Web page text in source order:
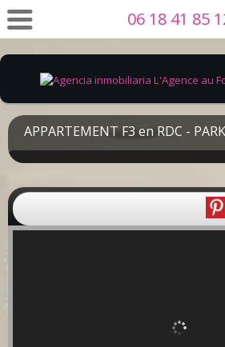
06 18 41 85
APPARTEMENT F3 en RDC -